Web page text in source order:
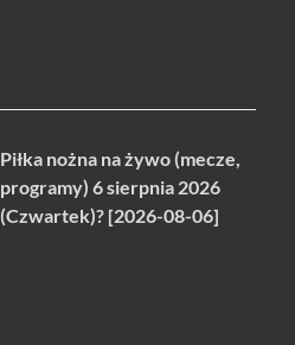
Piłka nożna na żywo (mecze,
programy) 6 sierpnia 2026
(Czwartek)? [2026-08-06]